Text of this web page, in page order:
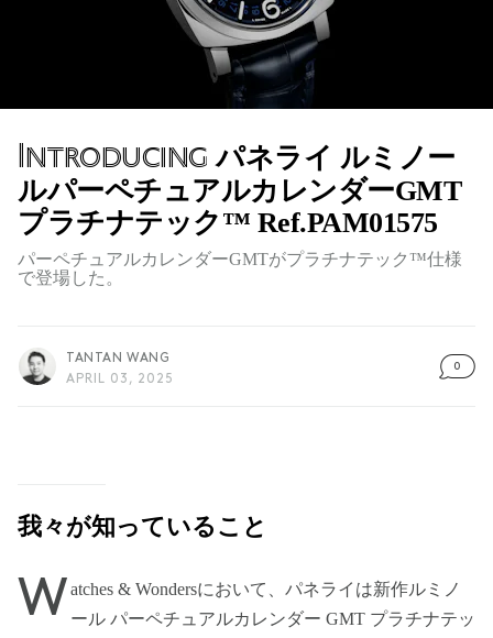
Introducing パネライ ルミノー
ルパーペチュアルカレンダーGMT
プラチナテック™ Ref.PAM01575
パーペチュアルカレンダーGMTがプラチナテック™仕様
で登場した。
TANTAN WANG
APRIL 03, 2025
0
我々が知っていること
W atches & Wondersにおいて、パネライは新作ルミノ
ール パーペチュアルカレンダー GMT プラチナテッ